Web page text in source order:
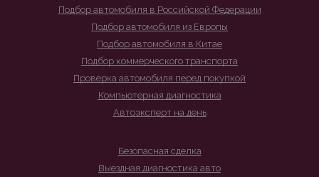
Подбор автомобиля в Российской Федерации
Подбор автомобиля из Европы
Подбор автомобиля в Китае
Подбор коммерческого транспорта
Проверка автомобиля перед покупкой
Компьютерная диагностика
Автоэксперт на день
Безопасная сделка
Выездная диагностика авто